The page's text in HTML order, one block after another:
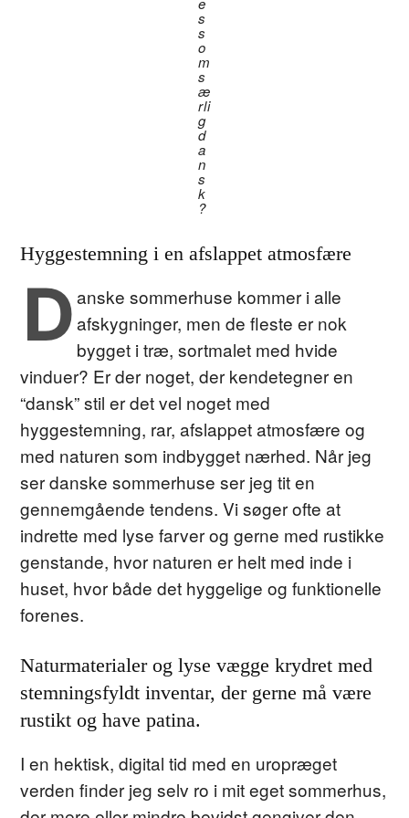
s
s
o
m
s
æ
rli
g
d
a
n
s
k
?
Hyggestemning i en afslappet atmosfære
Danske sommerhuse kommer i alle
afskygninger, men de fleste er nok
bygget i træ, sortmalet med hvide
vinduer? Er der noget, der kendetegner en
“dansk” stil er det vel noget med
hyggestemning, rar, afslappet atmosfære og
med naturen som indbygget nærhed. Når jeg
ser danske sommerhuse ser jeg tit en
gennemgående tendens. Vi søger ofte at
indrette med lyse farver og gerne med rustikke
genstande, hvor naturen er helt med inde i
huset, hvor både det hyggelige og funktionelle
forenes.
Naturmaterialer og lyse vægge krydret med
stemningsfyldt inventar, der gerne må være
rustikt og have patina.
I en hektisk, digital tid med en uropræget
verden finder jeg selv ro i mit eget sommerhus,